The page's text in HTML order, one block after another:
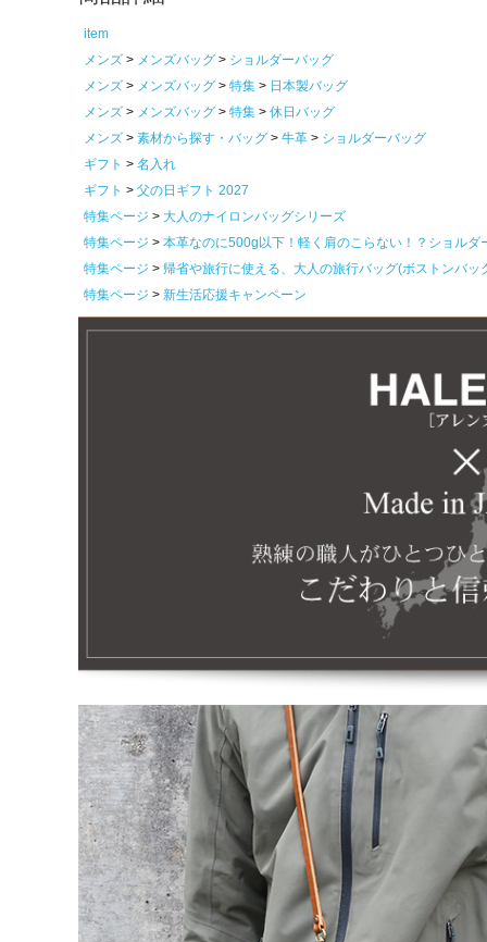
item
メンズ
メンズバッグ
ショルダーバッグ
メンズ
メンズバッグ 特集
日本製バッグ
メンズ
メンズバッグ 特集
休日バッグ
メンズ
素材から探す・バッグ 牛革
ショルダーバッグ
ギフト
名入れ
ギフト
父の日ギフト 2027
特集ページ
大人のナイロンバッグシリーズ
特集ページ
本革なのに500g以下！軽く肩のこらない！？ショルダ
特集ページ
帰省や旅行に使える、大人の旅行バッグ(ボストンバッ
特集ページ
新生活応援キャンペーン